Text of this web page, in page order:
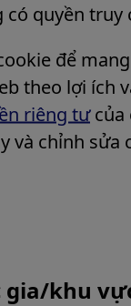
quyền
để
theo lợi ích
riêng tưcủa
và chỉnh
khu